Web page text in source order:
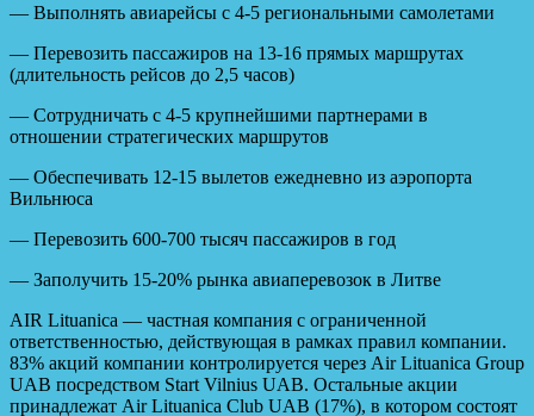
— Выполнять авиарейсы с 4-5 региональными самолетами
— Перевозить пассажиров на 13-16 прямых маршрутах
(длительность рейсов до 2,5 часов)
— Сотрудничать с 4-5 крупнейшими партнерами в
отношении стратегических маршрутов
— Обеспечивать 12-15 вылетов ежедневно из аэропорта
Вильнюса
— Перевозить 600-700 тысяч пассажиров в год
— Заполучить 15-20% рынка авиаперевозок в Литве
AIR Lituanica — частная компания с ограниченной
ответственностью, действующая в рамках правил компании.
83% акций компании контролируется через Air Lituanica Group
UAB посредством Start Vilnius UAB. Остальные акции
принадлежат Air Lituanica Club UAB (17%), в котором состоят